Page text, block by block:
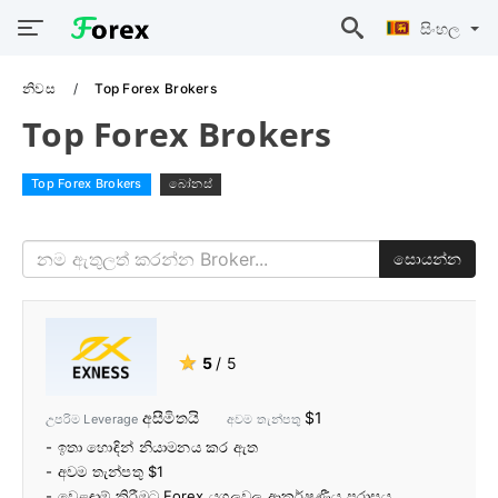
සිංහල
නිවස Top Forex Brokers
Top Forex Brokers
Top Forex Brokers බෝනස්
සොයන්න
★ 5 / 5
උපරිම Leverage අසීමිතයි අවම තැන්පතු $1
- ඉතා හොඳින් නියාමනය කර ඇත
- අවම තැන්පතු $1